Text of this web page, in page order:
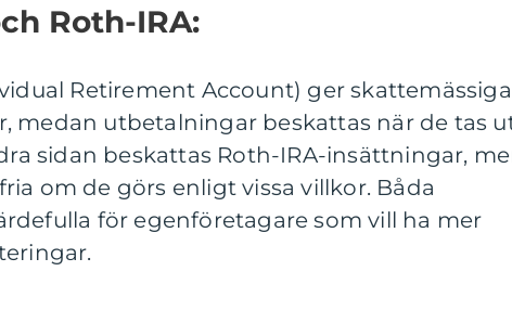
Roth-IRA:
Retirement Account) ger skattemässiga
medan utbetalningar beskattas när de tas
sidan beskattas Roth-IRA-insättningar,
om de görs enligt vissa villkor. Båda
för egenföretagare som vill ha mer